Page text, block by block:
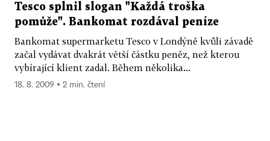
Tesco splnil slogan "Každá troška
pomůže". Bankomat rozdával peníze
Bankomat supermarketu Tesco v Londýně kvůli závadě
začal vydávat dvakrát větší částku peněz, než kterou
vybírající klient zadal. Během několika...
18. 8. 2009 ▪ 2 min. čtení